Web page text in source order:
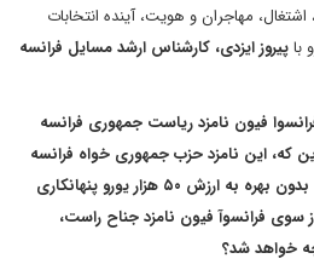
مهاجران و هویت، آینده انتخابات
باپیروز ایزدی، کارشناس ارشد مسایل فرانسه
فیون نامزد ریاست جمهوری فرانسه
که، این نامزد حزب جمهوری خواه فرانسه
متهم شده که در مورد به یک وام بدون بهره به ارزش ۵۰ هزار یورو پنهانکاری
سوی فرانسوآ فیون نامزد جناح راست،
خواهد شد؟